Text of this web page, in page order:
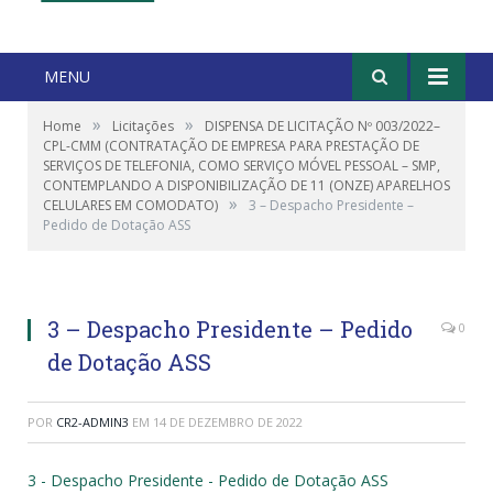
MENU
Home » Licitações »
DISPENSA DE LICITAÇÃO Nº 003/2022–
CPL-CMM (CONTRATAÇÃO DE EMPRESA PARA PRESTAÇÃO DE
SERVIÇOS DE TELEFONIA, COMO SERVIÇO MÓVEL PESSOAL – SMP,
CONTEMPLANDO A DISPONIBILIZAÇÃO DE 11 (ONZE) APARELHOS
CELULARES EM COMODATO) »
3 – Despacho Presidente –
Pedido de Dotação ASS
3 – Despacho Presidente – Pedido
de Dotação ASS
0
POR CR2-ADMIN3 EM 14 DE DEZEMBRO DE 2022
3 - Despacho Presidente - Pedido de Dotação ASS